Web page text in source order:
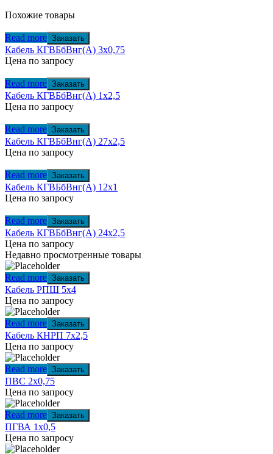
Похожие товары
Read more Заказать
Кабель КГВБбВнг(А) 3х0,75
Цена по запросу
Read more Заказать
Кабель КГВБбВнг(А) 1х2,5
Цена по запросу
Read more Заказать
Кабель КГВБбВнг(А) 27х2,5
Цена по запросу
Read more Заказать
Кабель КГВБбВнг(А) 12х1
Цена по запросу
Read more Заказать
Кабель КГВБбВнг(А) 24х2,5
Цена по запросу
Недавно просмотренные товары
Read more Заказать
Кабель РПШ 5х4
Цена по запросу
Read more Заказать
Кабель КНРП 7х2,5
Цена по запросу
Read more Заказать
ПВС 2х0,75
Цена по запросу
Read more Заказать
ПГВА 1х0,5
Цена по запросу